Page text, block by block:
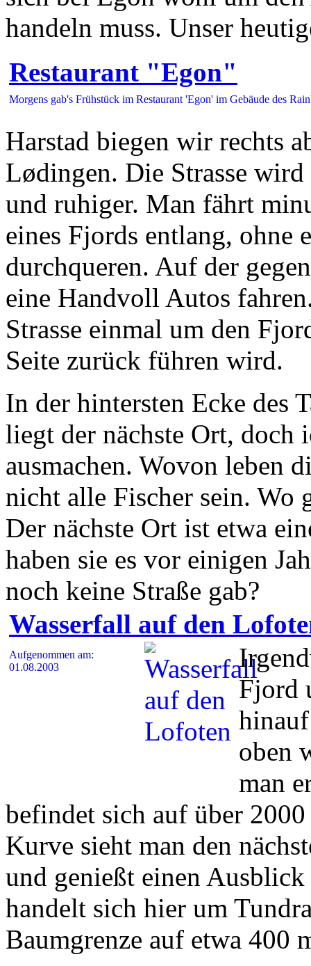
handeln muss. Unser
Restaurant "Egon"
Morgens gab's Frühstück im Restaurant 'Egon' im Gebäude des
Harstad biegen wir rechts
Lødingen. Die Strasse wird
und ruhiger. Man fährt
eines Fjords entlang, ohne
durchqueren. Auf der
eine Handvoll Autos
Strasse einmal um den
Seite zurück führen wird.
In der hintersten Ecke des
liegt der nächste Ort, doch
ausmachen. Wovon leben
nicht alle Fischer sein. Wo
Der nächste Ort ist etwa
haben sie es vor einigen
noch keine Straße gab?
Wasserfall auf den
Aufgenommen am:
01.08.2003
Fjord
oben
man
befindet sich auf über
Kurve sieht man den
und genießt einen
handelt sich hier um
Baumgrenze auf etwa 400